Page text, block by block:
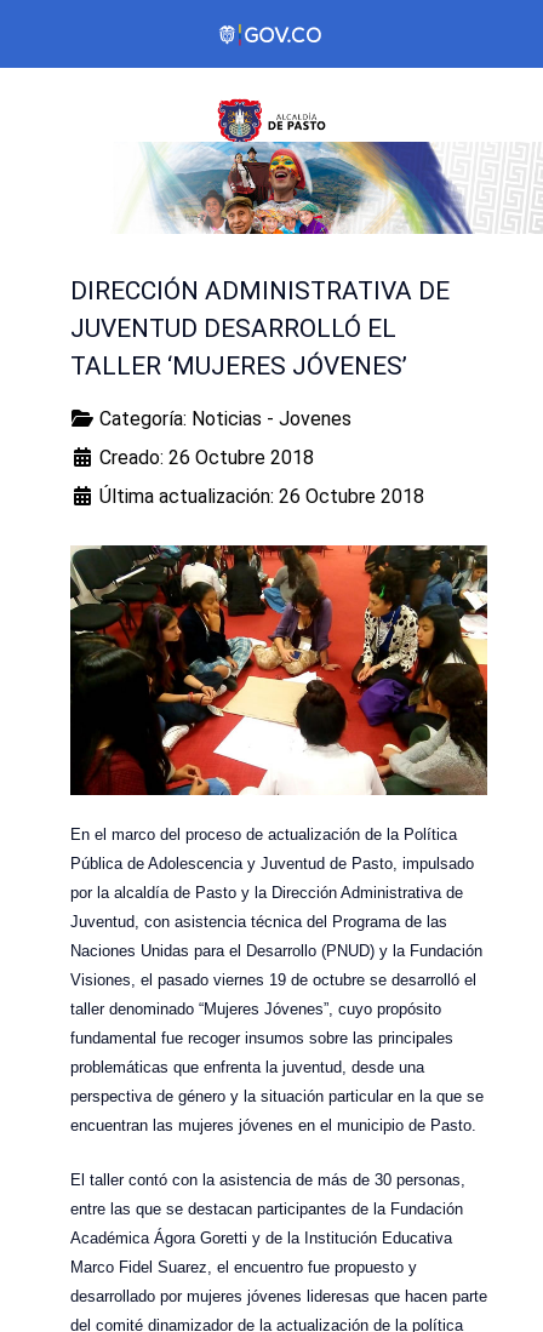
DIRECCIÓN ADMINISTRATIVA DE
JUVENTUD DESARROLLÓ EL
TALLER ‘MUJERES JÓVENES’
Categoría: Noticias - Jovenes
Creado: 26 Octubre 2018
Última actualización: 26 Octubre 2018
En el marco del proceso de actualización de la Política
Pública de Adolescencia y Juventud de Pasto, impulsado
por la alcaldía de Pasto y la Dirección Administrativa de
Juventud, con asistencia técnica del Programa de las
Naciones Unidas para el Desarrollo (PNUD) y la Fundación
Visiones, el pasado viernes 19 de octubre se desarrolló el
taller denominado “Mujeres Jóvenes”, cuyo propósito
fundamental fue recoger insumos sobre las principales
problemáticas que enfrenta la juventud, desde una
perspectiva de género y la situación particular en la que se
encuentran las mujeres jóvenes en el municipio de Pasto.
El taller contó con la asistencia de más de 30 personas,
entre las que se destacan participantes de la Fundación
Académica Ágora Goretti y de la Institución Educativa
Marco Fidel Suarez, el encuentro fue propuesto y
desarrollado por mujeres jóvenes lideresas que hacen parte
del comité dinamizador de la actualización de la política